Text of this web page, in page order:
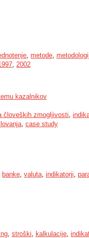
, metode,
, 2002
kazalnikov
človeških zmogljivosti,
, case study
banke, valuta, indikatorji,
, stroški, kalkulacije,